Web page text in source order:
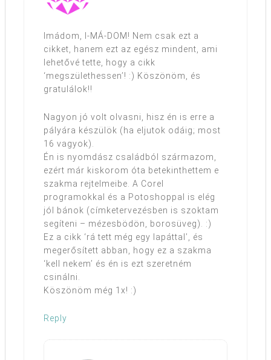
Imádom, I-MÁ-DOM! Nem csak ezt a
cikket, hanem ezt az egész mindent, ami
lehetővé tette, hogy a cikk
‘megszülethessen’! :) Köszönöm, és
gratulálok!!
Nagyon jó volt olvasni, hisz én is erre a
pályára készülök (ha eljutok odáig; most
16 vagyok).
Én is nyomdász családból származom,
ezért már kiskorom óta betekinthettem e
szakma rejtelmeibe. A Corel
programokkal és a Potoshoppal is elég
jól bánok (címketervezésben is szoktam
segíteni – mézesbödön, borosüveg). :)
Ez a cikk ‘rá tett még egy lapáttal’, és
megerősített abban, hogy ez a szakma
‘kell nekem’ és én is ezt szeretném
csinálni.
Köszönöm még 1x! :)
Reply